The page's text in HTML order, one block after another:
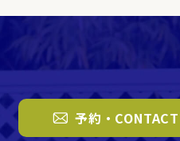
予約・CONTACT